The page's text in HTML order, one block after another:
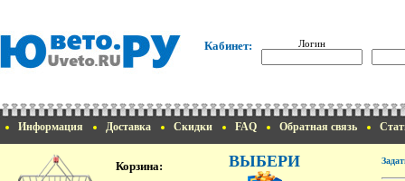
Кабинет: Логин
Информация Доставка Скидки FAQ Обратная связь
Корзина: ВЫБЕРИ